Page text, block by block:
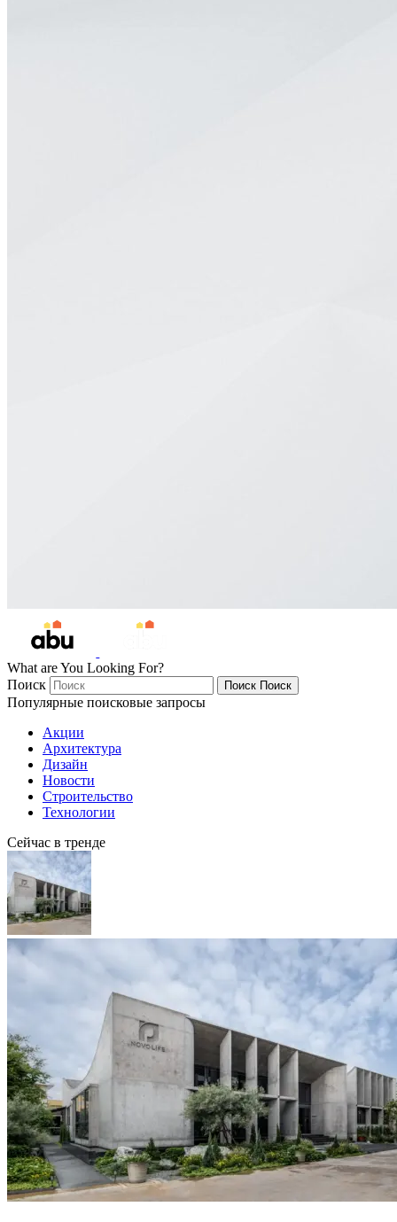
What are You Looking For?
Поиск
Поиск Поиск
Популярные поисковые запросы
Акции
Архитектура
Дизайн
Новости
Строительство
Технологии
Сейчас в тренде